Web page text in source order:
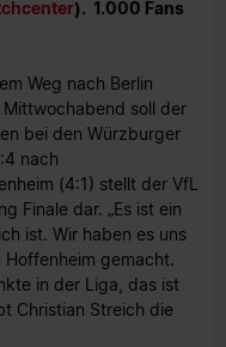
). 1.000 Fans
Weg nach Berlin
soll der
bei den Würzburger
nach
(4:1) stellt der VfL
Finale dar. „Es ist ein
ist. Wir haben es uns
gemacht.
in der Liga, das ist
Christian Streich die